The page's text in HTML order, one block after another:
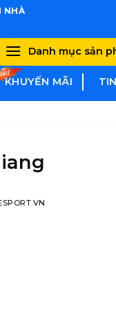
NHÀ
Danh mục sản
KHUYẾN MÃI